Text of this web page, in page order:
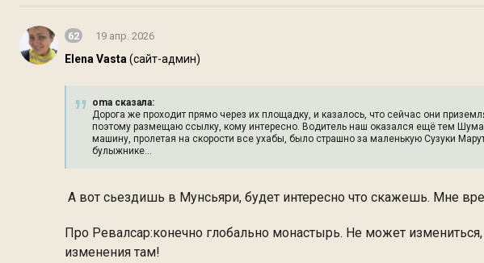
62 19 апр. 2026
Elena Vasta (сайт-админ)
oma сказалa:
Дорога же проходит прямо через их площадку, и казалось, что сейчас они
поэтому размещаю ссылку, кому интересно. Водитель наш оказался ещё тем
машину, пролетая на скорости все ухабы, было страшно за маленькую Сузуки
булыжнике...
А вот сьездишь в Мунсьяри, будет интересно что скажешь. Мне
Про Ревалсар:конечно глобально монастырь. Не может измениться,
изменения там!